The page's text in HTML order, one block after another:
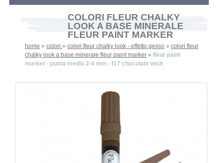
COLORI FLEUR CHALKY
LOOK A BASE MINERALE
FLEUR PAINT MARKER
home »colori»colori fleur chalky look - effetto gesso »colori fleur
chalky look a base minerale fleur paint marker »fleur paint
marker - punta media 2-4 mm - f17 chocolate wish